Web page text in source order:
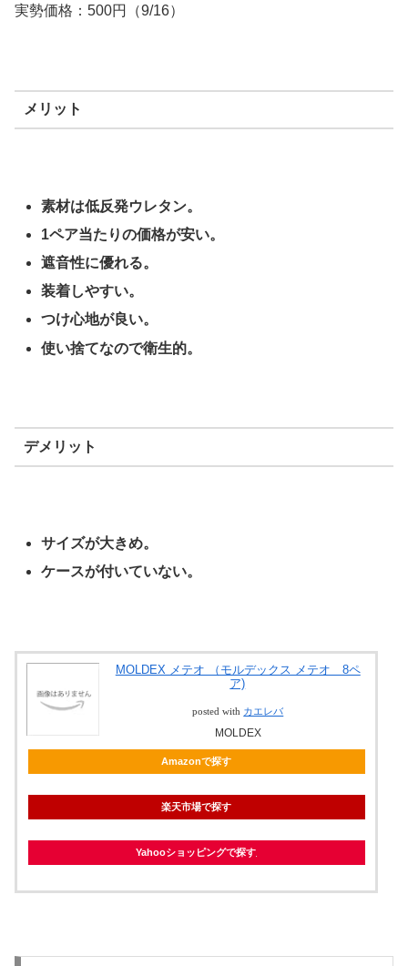
実勢価格：500円（9/16）
メリット
素材は低反発ウレタン。
1ペア当たりの価格が安い。
遮音性に優れる。
装着しやすい。
つけ心地が良い。
使い捨てなので衛生的。
デメリット
サイズが大きめ。
ケースが付いていない。
MOLDEX メテオ （モルデックス メテオ 8ペ
ア)
posted with カエレバ
MOLDEX
Amazonで探す
楽天市場で探す
Yahooショッピングで探す